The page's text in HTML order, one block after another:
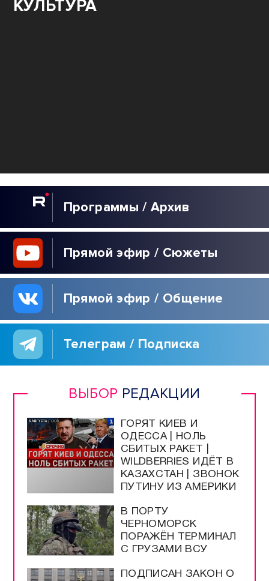
Программы / Архив
Прямой эфир / Сюжеты
Прямой эфир / Общение
Телеграм / Подписка
ВЫБОР РЕДАКЦИИ
ГОРЯТ КИЕВ И
ОДЕССА | НОЛЬ
СБИТЫХ РАКЕТ |
WILDBERRIES ИДЁТ В
КАЗАХСТАН | ЗВОНОК
ПУТИНУ ИЗ АМЕРИКИ
В ПОРТУ
ЧЕРНОМОРСК
ПОРАЖЁН ТЕРМИНАЛ
С ГРУЗАМИ ВСУ
ПОДПИСАН ЗАКОН О
КУЛЬТУРА